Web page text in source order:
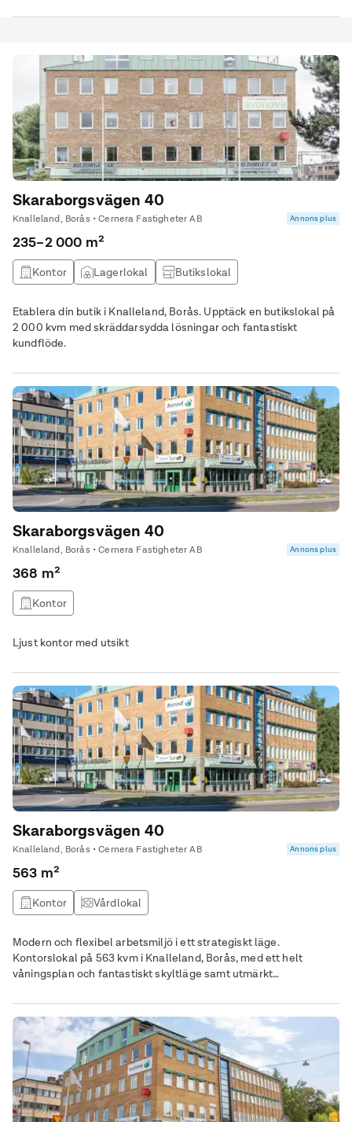
Skaraborgsvägen 40
Knalleland, Borås • Cernera Fastigheter AB Annons plus
235–2 000 m²
Kontor Lagerlokal
Butikslokal
Etablera din butik i Knalleland, Borås. Upptäck en butikslokal på
2 000 kvm med skräddarsydda lösningar och fantastiskt
kundflöde.
Skaraborgsvägen 40
Knalleland, Borås • Cernera Fastigheter AB Annons plus
368 m²
Kontor
Ljust kontor med utsikt
Skaraborgsvägen 40
Knalleland, Borås • Cernera Fastigheter AB Annons plus
563 m²
Kontor Vårdlokal
Modern och flexibel arbetsmiljö i ett strategiskt läge.
Kontorslokal på 563 kvm i Knalleland, Borås, med ett helt
våningsplan och fantastiskt skyltläge samt utmärkt